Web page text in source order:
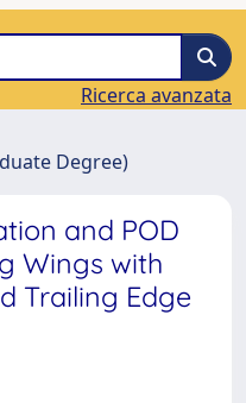
Ricerca avanzata
Degree)
and POD
Wings with
Trailing Edge